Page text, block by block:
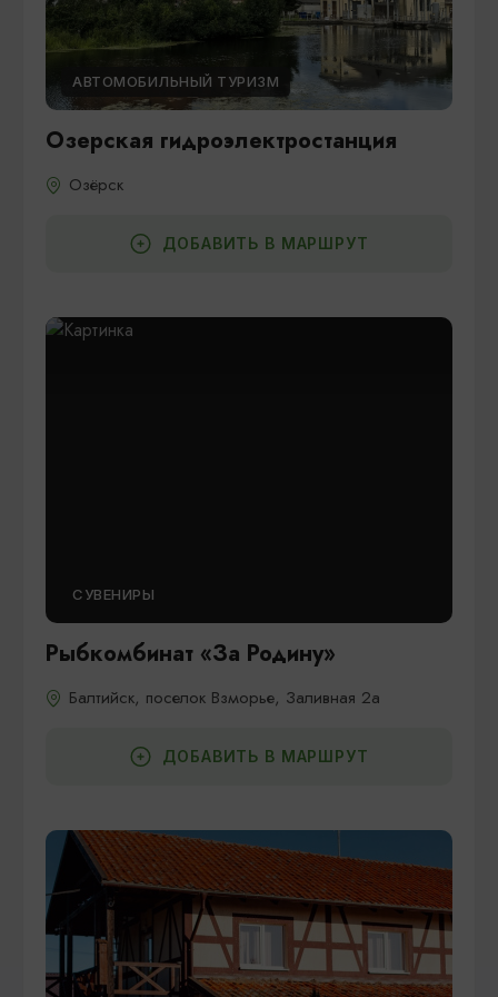
АВТОМОБИЛЬНЫЙ ТУРИЗМ
Озерская гидроэлектростанция
Озёрск
ДОБАВИТЬ В МАРШРУТ
СУВЕНИРЫ
Рыбкомбинат «За Родину»
Балтийск, поселок Взморье, Заливная 2а
ДОБАВИТЬ В МАРШРУТ